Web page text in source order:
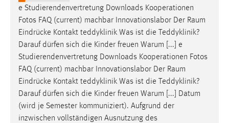
e Studierendenvertretung Downloads Kooperationen
Fotos FAQ (current) machbar Innovationslabor Der Raum
Eindrücke Kontakt teddyklinik Was ist die Teddyklinik?
Darauf dürfen sich die Kinder freuen Warum [...] e
Studierendenvertretung Downloads Kooperationen Fotos
FAQ (current) machbar Innovationslabor Der Raum
Eindrücke Kontakt teddyklinik Was ist die Teddyklinik?
Darauf dürfen sich die Kinder freuen Warum [...] Datum
(wird je Semester kommuniziert). Aufgrund der
inzwischen vollständigen Ausnutzung des
Name:
staticfilecache
Zweck:
Für performante Seitenauslieferung wird in diesem Cookie
gespeichert, ob man eingeloggt ist.
Sprachpräferenz
Name:
site-language-preference